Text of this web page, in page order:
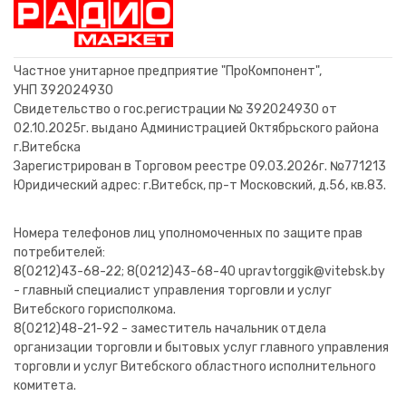
28,00 BYN
В корзину
16,52 BYN
В корзину
21,00 BYN
В корзину
В корзину
1,60 BYN
В корзину
TO220F
11,52 BYN
В корзину
16,80 BYN
В корзину
5,00 BYN
В корзину
Частное унитарное предприятие "ПроКомпонент",
УНП 392024930
Свидетельство о гос.регистрации № 392024930 от
02.10.2025г. выдано Администрацией Октябрьского района
г.Витебска
Зарегистрирован в Торговом реестре 09.03.2026г. №771213
Юридический адрес: г.Витебск, пр-т Московский, д.56, кв.83.
Номера телефонов лиц уполномоченных по защите прав
потребителей:
8(0212)43-68-22; 8(0212)43-68-40 upravtorggik@vitebsk.by
- главный специалист управления торговли и услуг
Витебского горисполкома.
8(0212)48-21-92 - заместитель начальник отдела
организации торговли и бытовых услуг главного управления
торговли и услуг Витебского областного исполнительного
комитета.